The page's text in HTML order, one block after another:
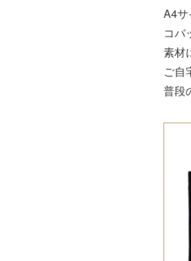
A4
コバ
素材
ご自
普段